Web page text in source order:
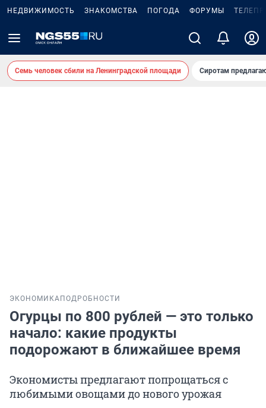
НЕДВИЖИМОСТЬ ЗНАКОМСТВА ПОГОДА ФОРУМЫ
Семь человек сбили на Ленинградской площади Сиротам
ЭКОНОМИКА ПОДРОБНОСТИ
Огурцы по 800 рублей — это только
начало: какие продукты
подорожают в ближайшее время
Экономисты предлагают попрощаться с
любимыми овощами до нового урожая